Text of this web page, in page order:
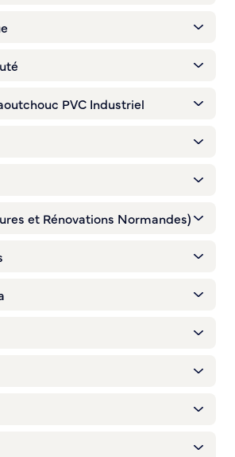
PVC Industriel
et Rénovations Normandes)